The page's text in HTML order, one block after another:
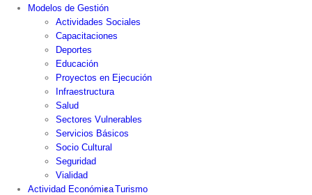
Modelos de Gestión
Actividades Sociales
Capacitaciones
Deportes
Educación
Proyectos en Ejecución
Infraestructura
Salud
Sectores Vulnerables
Servicios Básicos
Socio Cultural
Seguridad
Vialidad
Actividad EconómicaTurismo